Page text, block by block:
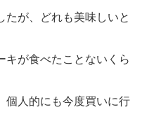
たが、どれも美味しいと
キが食べたことないくら
個人的にも今度買いに行